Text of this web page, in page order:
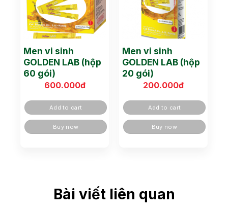
Men vi sinh
GOLDEN LAB (hộp
60 gói)
600.000đ
Add to cart
Buy now
Men vi sinh
GOLDEN LAB (hộp
20 gói)
200.000đ
Add to cart
Buy now
Bài viết liên quan